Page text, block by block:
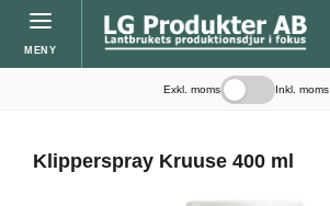
MENY
Exkl. moms Inkl. moms
Klipperspray Kruuse 400 ml